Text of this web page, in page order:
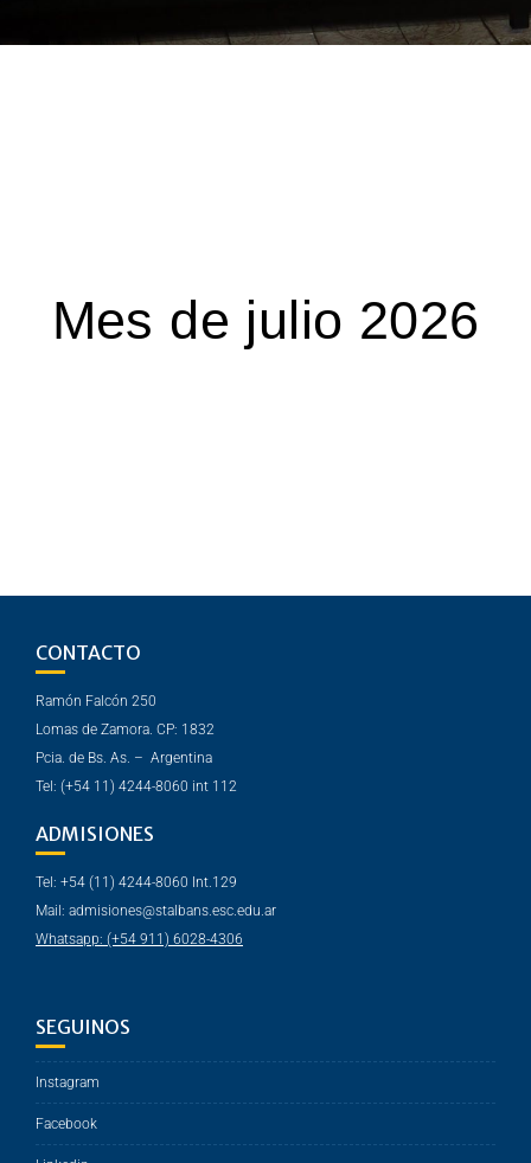
Mes de julio 2026
CONTACTO
Ramón Falcón 250
Lomas de Zamora. CP: 1832
Pcia. de Bs. As. – Argentina
Tel: (+54 11) 4244-8060 int 112
ADMISIONES
Tel: +54 (11) 4244-8060 Int.129
Mail: admisiones@stalbans.esc.edu.ar
Whatsapp: (+54 911) 6028-4306
SEGUINOS
Instagram
Facebook